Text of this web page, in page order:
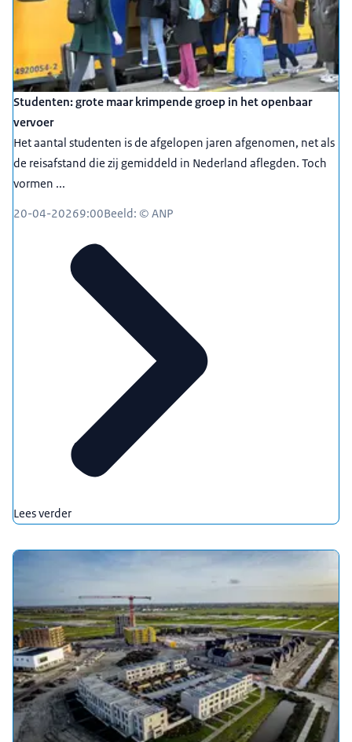
Studenten: grote maar krimpende groep in het openbaar
vervoer
Het aantal studenten is de afgelopen jaren afgenomen, net als
de reisafstand die zij gemiddeld in Nederland aflegden. Toch
vormen ...
20-04-20269:00Beeld: © ANP
Lees verder